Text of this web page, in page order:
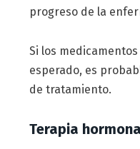
progreso de la
Si los
esperado, es
de tratamiento.
Terapia